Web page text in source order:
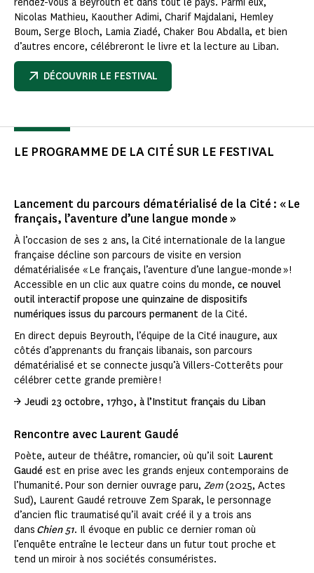
Nicolas Mathieu, Kaouther Adimi, Charif Majdalani, Hemley
Boum, Serge Bloch, Lamia Ziadé, Chaker Bou Abdalla, et bien
d’autres encore, célébreront le livre et la lecture au Liban.
DÉCOUVRIR LE FESTIVAL
LE PROGRAMME DE LA CITÉ SUR LE FESTIVAL
Lancement du parcours dématérialisé de la Cité : « Le
français, l’aventure d’une langue monde »
À l’occasion de ses 2 ans, la Cité internationale de la langue
française décline son parcours de visite en version
dématérialisée « Le français, l’aventure d’une langue-monde » !
Accessible en un clic aux quatre coins du monde, ce nouvel
outil interactif propose une quinzaine de dispositifs
numériques issus du parcours permanent de la Cité.
En direct depuis Beyrouth, l’équipe de la Cité inaugure, aux
côtés d’apprenants du français libanais, son parcours
dématérialisé et se connecte jusqu’à Villers-Cotterêts pour
célébrer cette grande première !
→ Jeudi 23 octobre, 17h30, à l’Institut français du Liban
Rencontre avec Laurent Gaudé
Poète, auteur de théâtre, romancier, où qu’il soit Laurent
Gaudé est en prise avec les grands enjeux contemporains de
l’humanité. Pour son dernier ouvrage paru, Zem(2025, Actes
Sud), Laurent Gaudé retrouve Zem Sparak, le personnage
d’ancien flic traumatisé qu’il avait créé il y a trois ans
dans Chien 51. Il évoque en public ce dernier roman où
l’enquête entraîne le lecteur dans un futur tout proche et
tend un miroir à nos sociétés consuméristes.